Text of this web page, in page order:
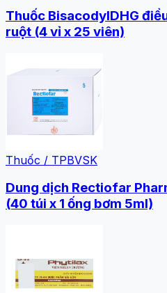
Thuốc BisacodylDHG
ruột (4 vỉ x 25 viên)
Thuốc / TPBVSK
Dung dịch Rectiofar
(40 túi x 1 ống bơm 5ml)